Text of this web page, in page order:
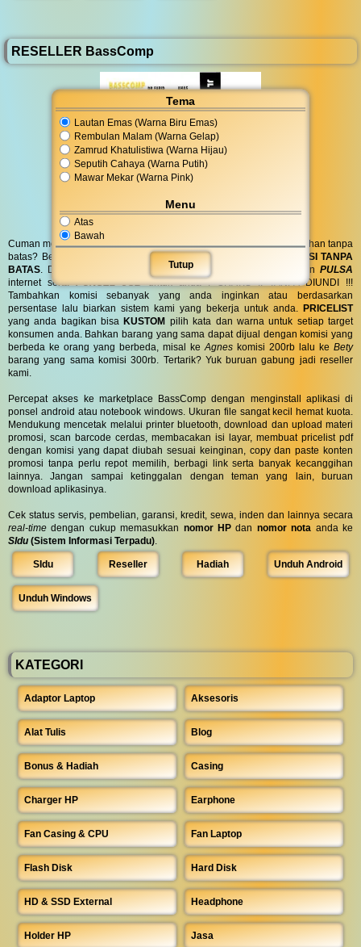
Tema
Lautan Emas (Warna Biru Emas)
Rembulan Malam (Warna Gelap)
Zamrud Khatulistiwa (Warna Hijau)
Seputih Cahaya (Warna Putih)
Mawar Mekar (Warna Pink)
Menu
Atas
Bawah
Tutup
RESELLER BassComp
Cuman modal posting di media sosial bisa dapat penghasilan tambahan tanpa
batas? Bergabung menjadi
RESELLERkami serta dapatkan
KOMISI TANPA
BATAS . Dapatkan BINGKISAN PARCELdi hari spesial anda danPULSA
internet sertaPONSEL 8GBuntuk anda ! GRATIS !! TANPA DIUNDI !!!
Tambahkan komisi sebanyak yang anda inginkan atau berdasarkan
persentase lalu biarkan sistem kami yang bekerja untuk anda. PRICELIST
yang anda bagikan bisaKUSTOM pilih kata dan warna untuk setiap target
konsumen anda. Bahkan barang yang sama dapat dijual dengan komisi yang
berbeda ke orang yang berbeda, misal ke Agnes komisi 200rb lalu ke Bety
barang yang sama komisi 300rb. Tertarik? Yuk buruan gabung jadi reseller
kami.
Percepat akses ke marketplace BassComp dengan menginstall aplikasi di
ponsel android atau notebook windows. Ukuran file sangat kecil hemat kuota.
Mendukung mencetak melalui printer bluetooth, download dan upload materi
promosi, scan barcode cerdas, membacakan isi layar, membuat pricelist pdf
dengan komisi yang dapat diubah sesuai keinginan, copy dan paste konten
promosi tanpa perlu repot memilih, berbagi link serta banyak kecanggihan
lainnya. Jangan sampai ketinggalan dengan teman yang lain, buruan
download aplikasinya.
Cek status servis, pembelian, garansi, kredit, sewa, inden dan lainnya secara
real-time dengan cukup memasukkan nomor HP dan nomor nota anda ke
SIdu (Sistem Informasi Terpadu)
SIdu Reseller Hadiah Unduh Android
Unduh Windows
KATEGORI
Adaptor Laptop Aksesoris
Alat Tulis Blog
Bonus & Hadiah Casing
Charger HP Earphone
Fan Casing & CPU Fan Laptop
Flash Disk Hard Disk
HD & SSD External Headphone
Holder HP Jasa